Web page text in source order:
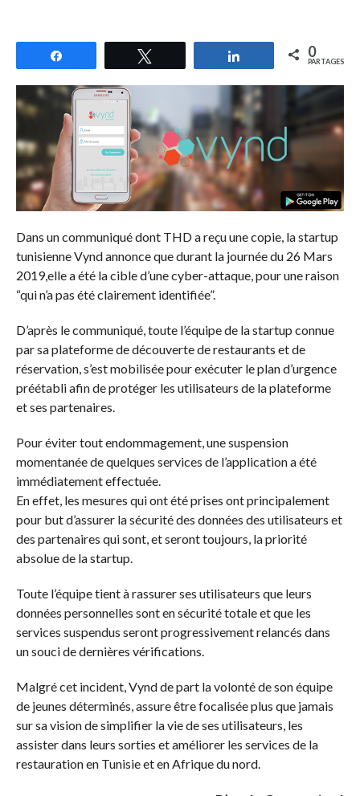
Partagez 0
PARTAGES
Dans un communiqué dont THD a reçu une copie, la startup
tunisienne Vynd annonce que durant la journée du 26 Mars
2019,elle a été la cible d’une cyber-attaque, pour une raison
“qui n’a pas été clairement identifiée”.
D’après le communiqué, toute l’équipe de la startup connue
par sa plateforme de découverte de restaurants et de
réservation, s’est mobilisée pour exécuter le plan d’urgence
préétabli afin de protéger les utilisateurs de la plateforme
et ses partenaires.
Pour éviter tout endommagement, une suspension
momentanée de quelques services de l’application a été
immédiatement effectuée.
En effet, les mesures qui ont été prises ont principalement
pour but d’assurer la sécurité des données des utilisateurs et
des partenaires qui sont, et seront toujours, la priorité
absolue de la startup.
Toute l’équipe tient à rassurer ses utilisateurs que leurs
données personnelles sont en sécurité totale et que les
services suspendus seront progressivement relancés dans
un souci de dernières vérifications.
Malgré cet incident, Vynd de part la volonté de son équipe
de jeunes déterminés, assure être focalisée plus que jamais
sur sa vision de simplifier la vie de ses utilisateurs, les
assister dans leurs sorties et améliorer les services de la
restauration en Tunisie et en Afrique du nord.